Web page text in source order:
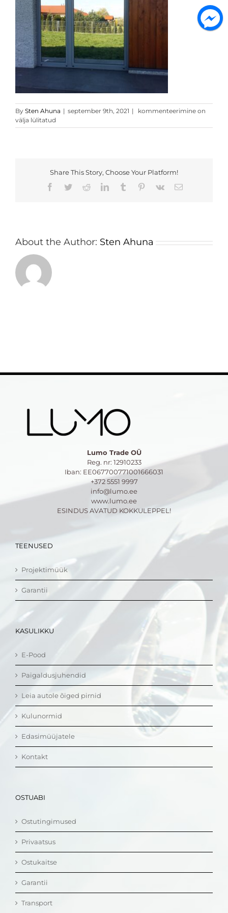
By Sten Ahuna | september 9th, 2021 |
Kroom
toonkile
kommenteerimine on
välja lülitatud
Share This Story, Choose Your Platform!
Facebook
TwitterRedditLinkedInTumblr Pinterest
Vk Email
About the Author: Sten Ahuna
Lumo Trade OÜ
Reg. nr: 12910233
Iban: EE067700771001666031
+372 5551 9997
info@lumo.ee
www.lumo.ee
ESINDUS AVATUD KOKKULEPPEL!
TEENUSED
Projektimüük
Garantii
KASULIKKU
E-Pood
Paigaldusjuhendid
Leia autole õiged pirnid
Kulunormid
Edasimüüjatele
Kontakt
OSTUABI
Ostutingimused
Privaatsus
Ostukaitse
Garantii
Transport